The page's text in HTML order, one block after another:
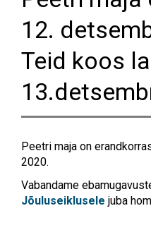
12.
Teid koos
Peetri maja on
2020.
Vabandame
Jõuluseiklusele juba